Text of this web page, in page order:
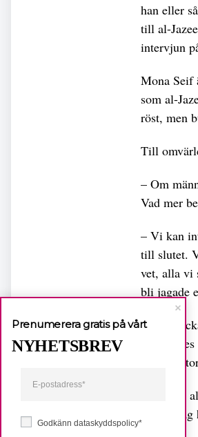
han eller
till al-
intervjun
Mona Seif
som al-
röst, men
Till
– Om
Vad mer
– Vi kan
till slutet.
vet, alla vi
bli jagade
Under
The
– Jag
och att
Godkänn dataskyddspolicy*
Prenumerera gratis på vårt
NYHETSBREV